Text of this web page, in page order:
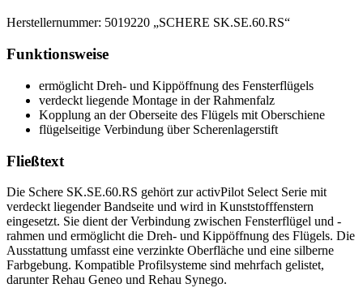
Herstellernummer: 5019220 „SCHERE SK.SE.60.RS“
Funktionsweise
ermöglicht Dreh- und Kippöffnung des Fensterflügels
verdeckt liegende Montage in der Rahmenfalz
Kopplung an der Oberseite des Flügels mit Oberschiene
flügelseitige Verbindung über Scherenlagerstift
Fließtext
Die Schere SK.SE.60.RS gehört zur activPilot Select Serie mit
verdeckt liegender Bandseite und wird in Kunststofffenstern
eingesetzt. Sie dient der Verbindung zwischen Fensterflügel und -
rahmen und ermöglicht die Dreh- und Kippöffnung des Flügels. Die
Ausstattung umfasst eine verzinkte Oberfläche und eine silberne
Farbgebung. Kompatible Profilsysteme sind mehrfach gelistet,
darunter Rehau Geneo und Rehau Synego.